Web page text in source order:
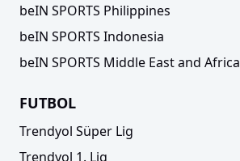
beIN SPORTS Philippines
beIN SPORTS Indonesia
beIN SPORTS Middle East and Africa
FUTBOL
Trendyol Süper Lig
Trendyol 1. Lig